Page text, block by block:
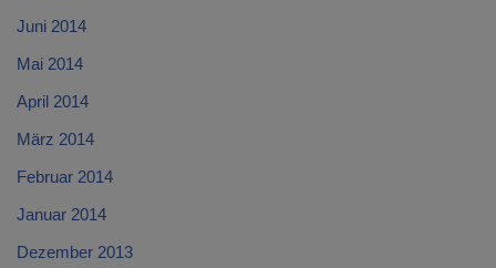
Juni 2014
Mai 2014
April 2014
März 2014
Februar 2014
Januar 2014
Dezember 2013